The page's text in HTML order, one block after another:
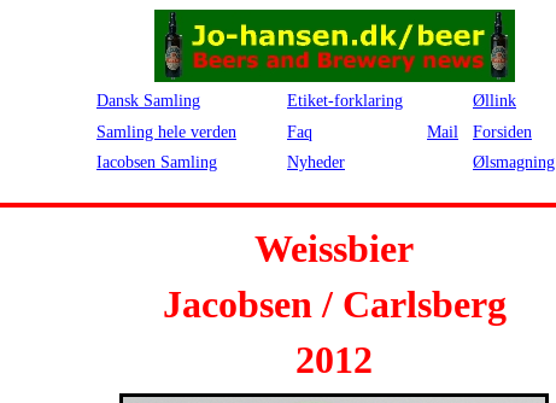
Dansk Samling Etiket-forklaring
Øllink
Samling hele verden
Faq Mail
Forsiden
Iacobsen Samling
Nyheder Ølsmagning
Weissbier
Jacobsen / Carlsberg
2012